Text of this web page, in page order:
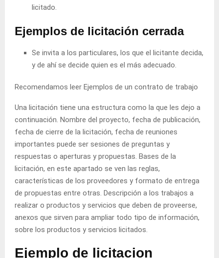
licitado.
Ejemplos de licitación cerrada
Se invita a los particulares, los que el licitante decida,
y de ahí se decide quien es el más adecuado.
Recomendamos leer Ejemplos de un contrato de trabajo
Una licitación tiene una estructura como la que les dejo a
continuación. Nombre del proyecto, fecha de publicación,
fecha de cierre de la licitación, fecha de reuniones
importantes puede ser sesiones de preguntas y
respuestas o aperturas y propuestas. Bases de la
licitación, en este apartado se ven las reglas,
características de los proveedores y formato de entrega
de propuestas entre otras. Descripción a los trabajos a
realizar o productos y servicios que deben de proveerse,
anexos que sirven para ampliar todo tipo de información,
sobre los productos y servicios licitados.
Ejemplo de licitacion